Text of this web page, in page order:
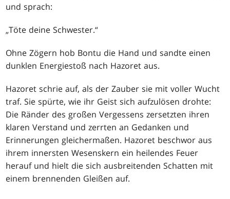
und sprach:
„Töte deine Schwester.“
Ohne Zögern hob Bontu die Hand und sandte einen
dunklen Energiestoß nach Hazoret aus.
Hazoret schrie auf, als der Zauber sie mit voller Wucht
traf. Sie spürte, wie ihr Geist sich aufzulösen drohte:
Die Ränder des großen Vergessens zersetzten ihren
klaren Verstand und zerrten an Gedanken und
Erinnerungen gleichermaßen. Hazoret beschwor aus
ihrem innersten Wesenskern ein heilendes Feuer
herauf und hielt die sich ausbreitenden Schatten mit
einem brennenden Gleißen auf.